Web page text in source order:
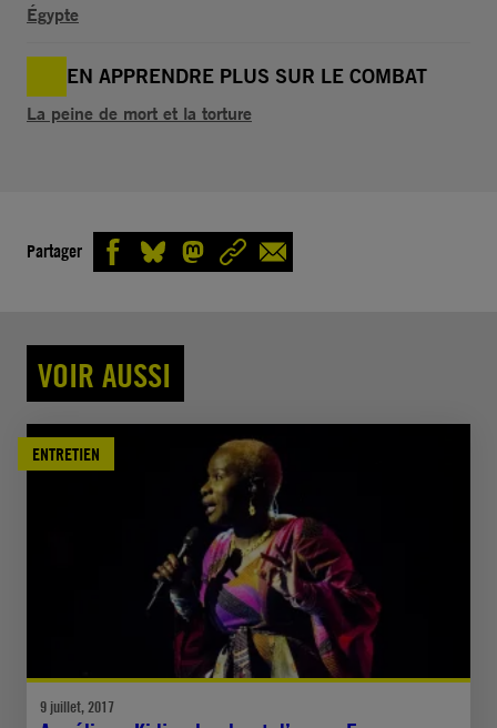
Égypte
EN APPRENDRE PLUS SUR LE COMBAT
La peine de mort et la torture
Partager
VOIR AUSSI
ENTRETIEN
9 juillet, 2017